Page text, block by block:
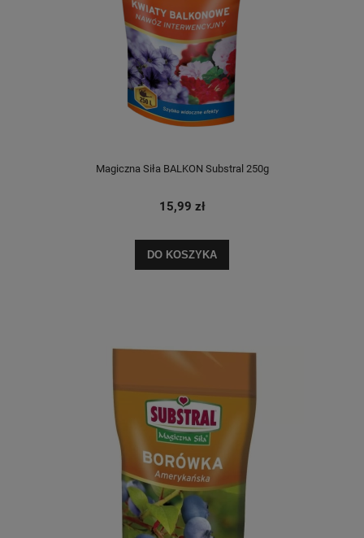
Magiczna Siła BALKON Substral 250g
15,99 zł
DO KOSZYKA